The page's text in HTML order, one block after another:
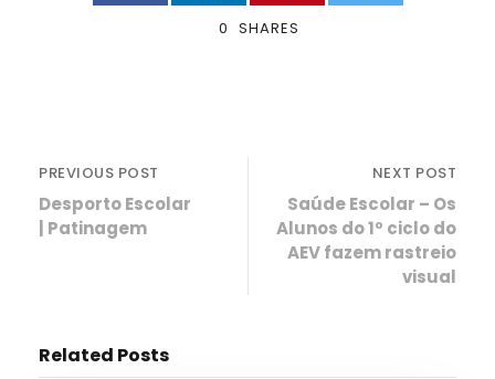
0 SHARES
PREVIOUS POST
Desporto Escolar
| Patinagem
NEXT POST
Saúde Escolar – Os
Alunos do 1º ciclo do
AEV fazem rastreio
visual
Related Posts